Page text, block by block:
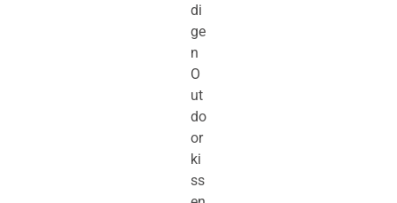
di
ge
n
O
ut
do
or
ki
ss